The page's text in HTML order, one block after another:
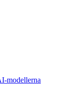
modellerna